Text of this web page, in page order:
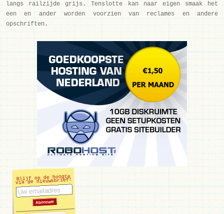
langs railzijde grijs. Tenslotte kan naar eigen smaak het
een en ander worden voorzien van reclames en andere
opschriften.
Blijf op de hoogte
via de nieuwsbrief!